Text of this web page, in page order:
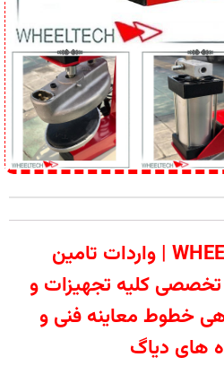
ویل تک WHEELTECH | واردات تامین
کلیه تجهیزات و
خطوط معاینه فنی و
های دیاگ